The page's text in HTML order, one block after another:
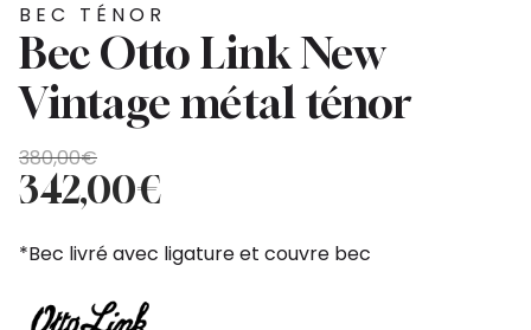
BEC TÉNOR
Bec Otto Link New
Vintage métal ténor
380,00€
Le
prix
initial
était :
342,00€
Le
prix
actuel
est :
*Bec livré avec ligature et couvre bec